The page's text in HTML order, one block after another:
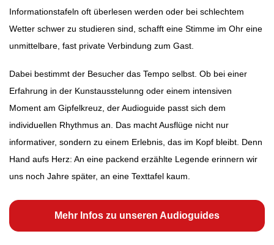
Informationstafeln oft überlesen werden oder bei schlechtem
Wetter schwer zu studieren sind, schafft eine Stimme im Ohr eine
unmittelbare, fast private Verbindung zum Gast.
Dabei bestimmt der Besucher das Tempo selbst. Ob bei einer
Erfahrung in der Kunstausstelunng oder einem intensiven
Moment am Gipfelkreuz, der Audioguide passt sich dem
individuellen Rhythmus an. Das macht Ausflüge nicht nur
informativer, sondern zu einem Erlebnis, das im Kopf bleibt. Denn
Hand aufs Herz: An eine packend erzählte Legende erinnern wir
uns noch Jahre später, an eine Texttafel kaum.
Mehr Infos zu unseren Audioguides